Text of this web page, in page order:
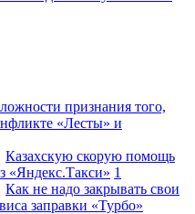
признания того,
«Лесты» и
Казахскую скорую помощь
«Яндекс.Такси» 1
Как не надо закрывать свои
заправки «Турбо»